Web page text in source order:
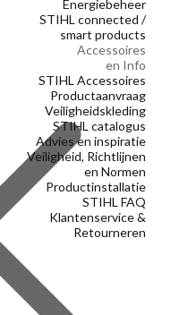
Energiebeheer
STIHL connected /
smart products
Accessoires
en Info
STIHL Accessoires
Productaanvraag
Veiligheidskleding
STIHL catalogus
Advies en inspiratie
Veiligheid, Richtlijnen
en Normen
Productinstallatie
STIHL FAQ
Klantenservice &
Retourneren